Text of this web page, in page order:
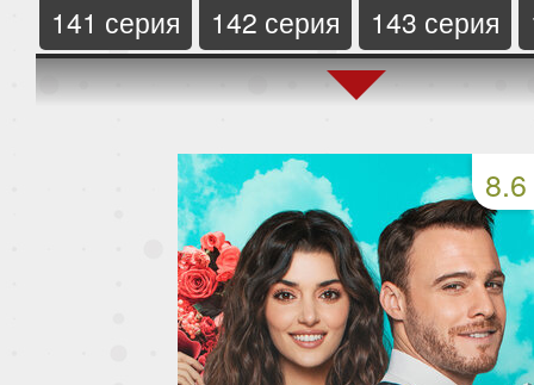
141 серия
142 серия 143 серия
145 серия
146 серия 147 серия
149 серия
150 серия 151 серия
153 серия
154 серия 155 серия
157 серия
158 серия 159 серия
161 серия
8.6